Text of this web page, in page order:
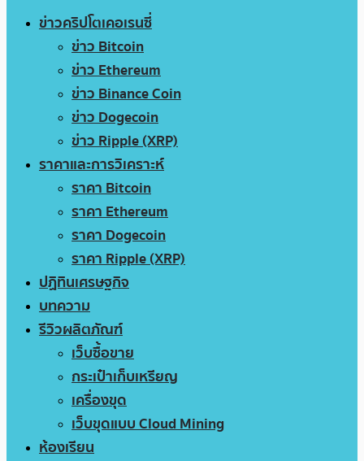
ข่าวคริปโตเคอเรนซี่
ข่าว Bitcoin
ข่าว Ethereum
ข่าว Binance Coin
ข่าว Dogecoin
ข่าว Ripple (XRP)
ราคาและการวิเคราะห์
ราคา Bitcoin
ราคา Ethereum
ราคา Dogecoin
ราคา Ripple (XRP)
ปฏิทินเศรษฐกิจ
บทความ
รีวิวผลิตภัณฑ์
เว็บซื้อขาย
กระเป๋าเก็บเหรียญ
เครื่องขุด
เว็บขุดแบบ Cloud Mining
ห้องเรียน